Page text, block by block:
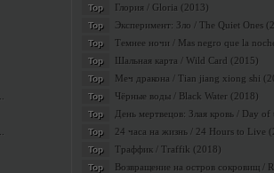
Top Глория / Gloria (2013)
Top Эксперимент: Зло / The Quiet Ones
Top Темнее ночи / Mas negro que la
Top Шальная карта / Wild Card (2015)
Top Меч дракона / Tian jiang xiong shi
Top Чёрные воды / Black Water (2018)
Top День мертвецов: Злая кровь / Day of
Top 24 часа на жизнь / 24 Hours to Live
Top Траффик / Traffik (2018)
Top Возвращение на остров сокровищ /